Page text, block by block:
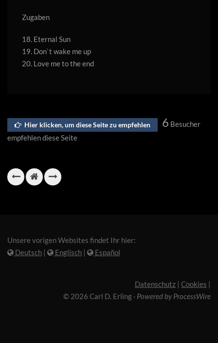
Zugaben
18. Eternal Sun
19. Don`t wake me up
20. Love me to the end
Hier klicken, um diese Seite zu empfehlen 6 Besucher
empfehlen diese Seite
Unsere vorigen Websites findet Ihr hier:
Deutsch | Englisch | Español
Datenschutz | Cookies |
© 2026 Carl D. Erling · Powered by ProcessWire